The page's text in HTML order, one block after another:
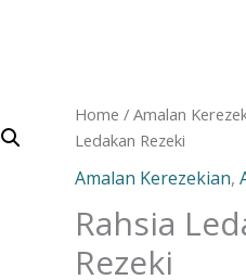
Home /Amalan
Ledakan Rezeki
Amalan Kerezekian,
Rahsia
Rezeki
Rahsia
Ledakan
Rezeki
quantity